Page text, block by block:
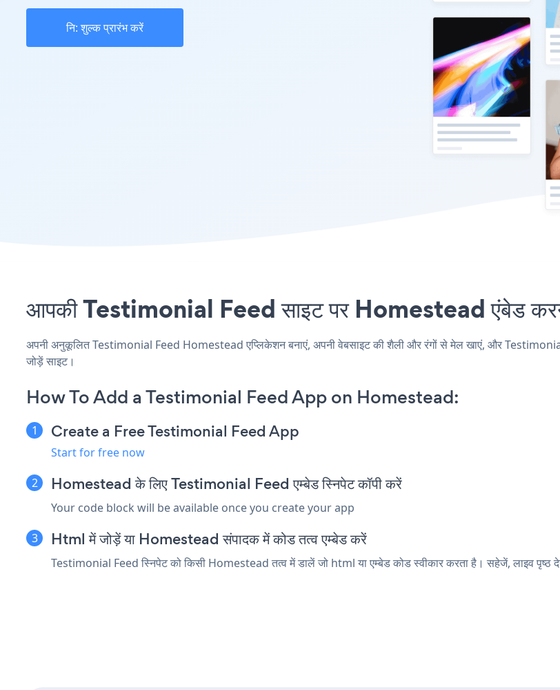
नि: शुल्क प्रारंभ करें
आपकी Testimonial Feed साइट पर Homestead एंबेड
अपनी अनुकूलित Testimonial Feed Homestead एप्लिकेशन बनाएं, अपनी वेबसाइट की शैली और रंगों से मेल खाएं, और
जोड़ें साइट।
How To Add a Testimonial Feed App on Homestead:
Create a Free Testimonial Feed App
Start for free now
Homestead के लिए Testimonial Feed एम्बेड स्निपेट कॉपी करें
Your code block will be available once you create your app
Html में जोड़ें या Homestead संपादक में कोड तत्व एम्बेड करें
Testimonial Feed स्निपेट को किसी Homestead तत्व में डालें जो html या एम्बेड कोड स्वीकार करता है। सहेजें, लाइव